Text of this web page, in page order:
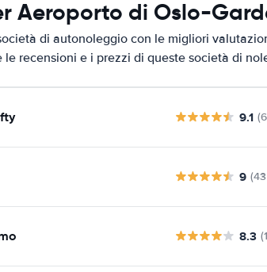
Aeroporto di Oslo-
di autonoleggio con le migliori
recensioni e i prezzi di queste società di
9.1
9
8.3